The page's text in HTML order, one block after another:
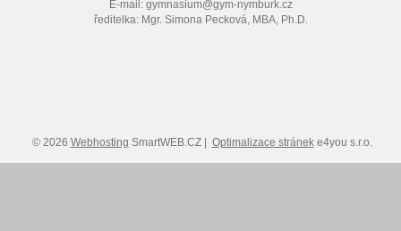
E-mail: gymnasium@gym-nymburk.cz
ředitelka: Mgr. Simona Pecková, MBA, Ph.D.
© 2026 Webhosting SmartWEB.CZ | Optimalizace stráneke4you s.r.o.